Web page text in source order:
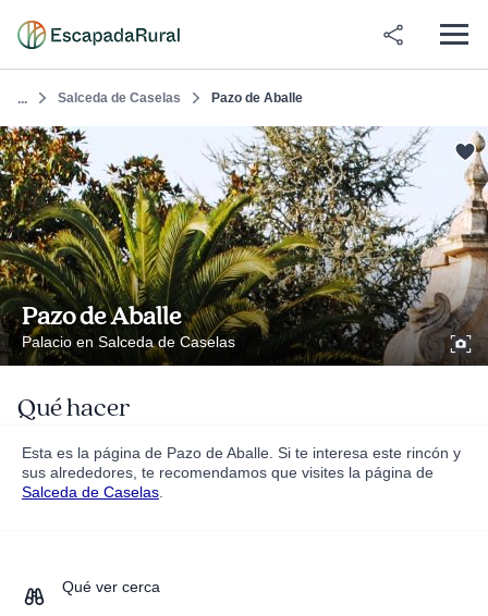
... Salceda de Caselas Pazo de Aballe
Pazo de Aballe
Palacio en Salceda de Caselas
Qué hacer
Esta es la página de Pazo de Aballe. Si te interesa este rincón y
sus alrededores, te recomendamos que visites la página de
Salceda de Caselas
Qué ver cerca